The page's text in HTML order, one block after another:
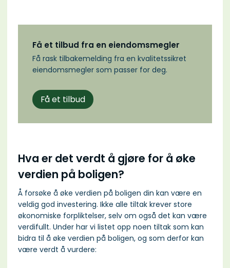
Få et tilbud fra en eiendomsmegler
Få rask tilbakemelding fra en kvalitetssikret
eiendomsmegler som passer for deg.
Få et tilbud
Hva er det verdt å gjøre for å øke
verdien på boligen?
Å forsøke å øke verdien på boligen din kan være en
veldig god investering. Ikke alle tiltak krever store
økonomiske forpliktelser, selv om også det kan være
verdifullt. Under har vi listet opp noen tiltak som kan
bidra til å øke verdien på boligen, og som derfor kan
være verdt å vurdere: